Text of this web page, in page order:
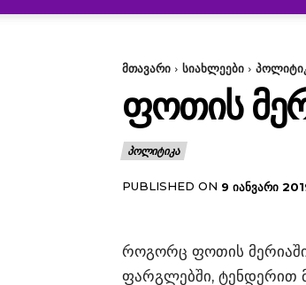
მთავარი სიახლეები
ᲤᲝᲗᲘᲡ
ᲞᲝᲚᲘᲢᲘᲙᲐ
PUBLISHED ON 9 ᲘᲐᲜᲕᲐᲠᲘ
როგორც ფოთის მერიაში
ფარგლებში, ტენდერით